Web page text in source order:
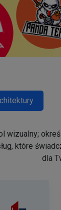
które
dla